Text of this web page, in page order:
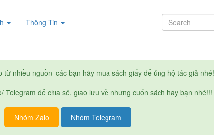
Thông Tin
từ nhiều nguồn, các bạn hãy mua sách giấy để ủng hộ tác giả nhé!
Telegram để chia sẻ, giao lưu về những cuốn sách hay bạn nhé!!!
Nhóm Zalo Nhóm Telegram